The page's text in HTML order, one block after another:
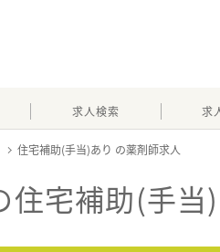
求人検索 求
住宅補助(手当)あり
住宅補助(手当